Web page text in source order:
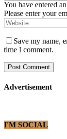
You have entered
Please enter your
Save my name,
time I comment.
Advertisement
I'M SOCIAL